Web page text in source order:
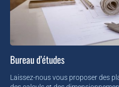
Bureau d’études
Laissez-nous vous proposer des